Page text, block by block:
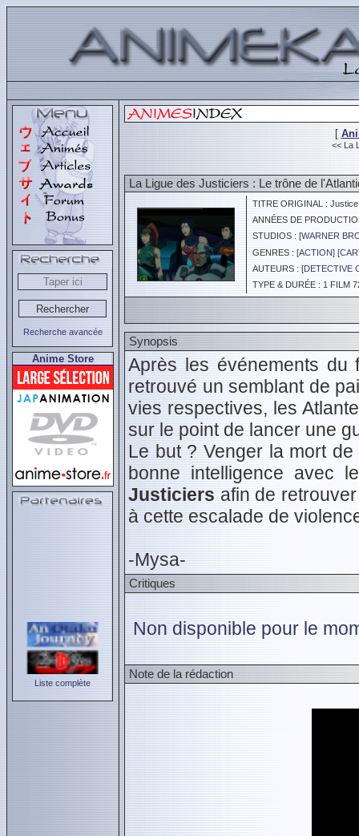
Recherche avancée
Anime Store
Liste complète
[
<< La
La Ligue des Justiciers : Le trône de
TITRE ORIGINAL :
ANNÉES DE
STUDIOS : [WARNER
GENRES : [ACTION] [
AUTEURS : [DETECTIVE
TYPE & DURÉE : 1 FILM
Synopsis
Après les événements du
retrouvé un semblant de
vies respectives, les
sur le point de lancer une
Le but ? Venger la mort
bonne intelligence avec
Justiciers afin de
à cette escalade de
-Mysa-
Critiques
Non disponible pour le
Note de la rédaction